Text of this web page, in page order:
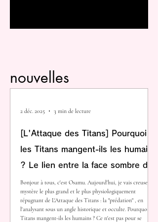
nouvelles
[L'Attaque des Titans] Pourquoi
les Titans mangent-ils les humains
? Le lien entre la face sombre de
l'humanité et "l'Attaque" à travers
les rituels de cannibalisme et de
succession.
Bonjour à tous, c'est Osamu. Aujourd'hui, je vais creuser le
mystère le plus grand et le plus physiologiquement
répugnant de L'Attaque des Titans : la "prédation" , en
l'analysant sous un angle historique et occulte. Pourquoi les
Titans mangent-ils les humains ? Ce n'est pas pour se
2 déc. 2025 3 min de lecture